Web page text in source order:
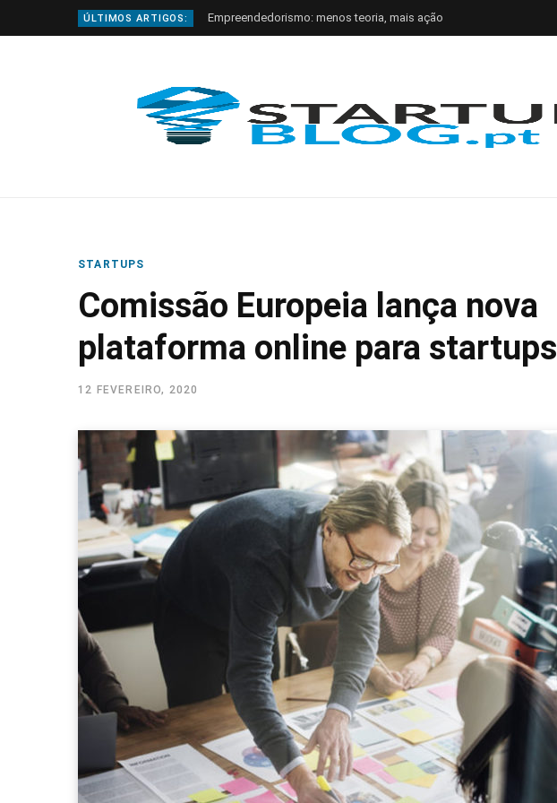
ÚLTIMOS ARTIGOS: Empreendedorismo: menos teoria, mais ação
STARTUPS
Comissão Europeia lança nova
plataforma online para startups
12 FEVEREIRO, 2020